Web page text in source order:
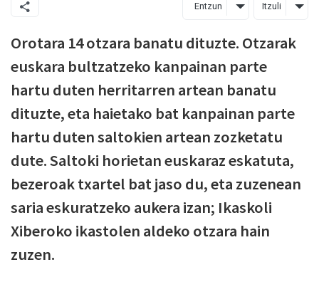
Entzun Itzuli
Orotara 14 otzara banatu dituzte. Otzarak
euskara bultzatzeko kanpainan parte
hartu duten herritarren artean banatu
dituzte, eta haietako bat kanpainan parte
hartu duten saltokien artean zozketatu
dute. Saltoki horietan euskaraz eskatuta,
bezeroak txartel bat jaso du, eta zuzenean
saria eskuratzeko aukera izan; Ikaskoli
Xiberoko ikastolen aldeko otzara hain
zuzen.